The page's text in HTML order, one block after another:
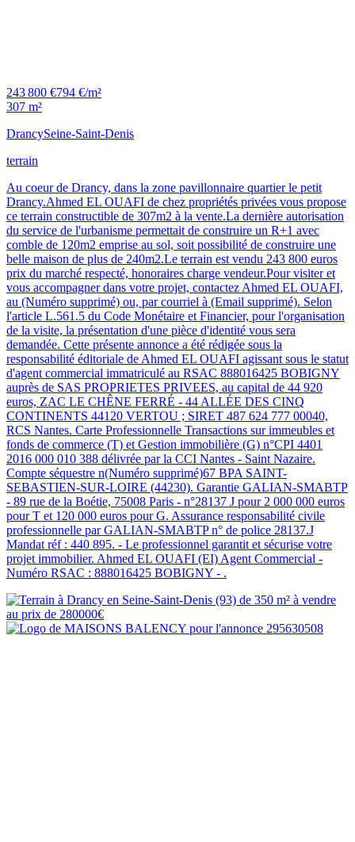
243 800 €794 €/m²
307 m²
DrancySeine-Saint-Denis
terrain
Au coeur de Drancy, dans la zone pavillonnaire quartier le petit
Drancy.Ahmed EL OUAFI de chez propriétés privées vous propose
ce terrain constructible de 307m2 à la vente.La dernière autorisation
du service de l'urbanisme permettait de construire un R+1 avec
comble de 120m2 emprise au sol, soit possibilité de construire une
belle maison de plus de 240m2.Le terrain est vendu 243 800 euros
prix du marché respecté, honoraires charge vendeur.Pour visiter et
vous accompagner dans votre projet, contactez Ahmed EL OUAFI,
au (Numéro supprimé) ou, par courriel à (Email supprimé). Selon
l'article L.561.5 du Code Monétaire et Financier, pour l'organisation
de la visite, la présentation d'une pièce d'identité vous sera
demandée. Cette présente annonce a été rédigée sous la
responsabilité éditoriale de Ahmed EL OUAFI agissant sous le statut
d'agent commercial immatriculé au RSAC 888016425 BOBIGNY
auprès de SAS PROPRIETES PRIVEES, au capital de 44 920
euros, ZAC LE CHÊNE FERRÉ - 44 ALLÉE DES CINQ
CONTINENTS 44120 VERTOU ; SIRET 487 624 777 00040,
RCS Nantes. Carte Professionnelle Transactions sur immeubles et
fonds de commerce (T) et Gestion immobilière (G) n°CPI 4401
2016 000 010 388 délivrée par la CCI Nantes - Saint Nazaire.
Compte séquestre n(Numéro supprimé)67 BPA SAINT-
SEBASTIEN-SUR-LOIRE (44230). Garantie GALIAN-SMABTP
- 89 rue de la Boétie, 75008 Paris - n°28137 J pour 2 000 000 euros
pour T et 120 000 euros pour G. Assurance responsabilité civile
professionnelle par GALIAN-SMABTP n° de police 28137.J
Mandat réf : 440 895. - Le professionnel garantit et sécurise votre
projet immobilier. Ahmed EL OUAFI (EI) Agent Commercial -
Numéro RSAC : 888016425 BOBIGNY - .